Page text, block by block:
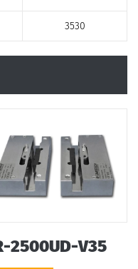
3530
2500UD-V35